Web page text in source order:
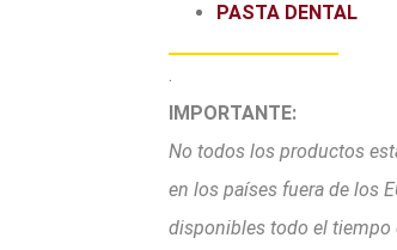
PASTA DENTAL
.
IMPORTANTE:
No todos los productos
en los países fuera de los
disponibles todo el tiempo